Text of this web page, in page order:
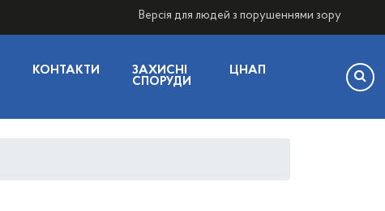
Версія для людей з порушеннями зору
КОНТАКТИ
ЗАХИСНІ
СПОРУДИ
ЦНАП